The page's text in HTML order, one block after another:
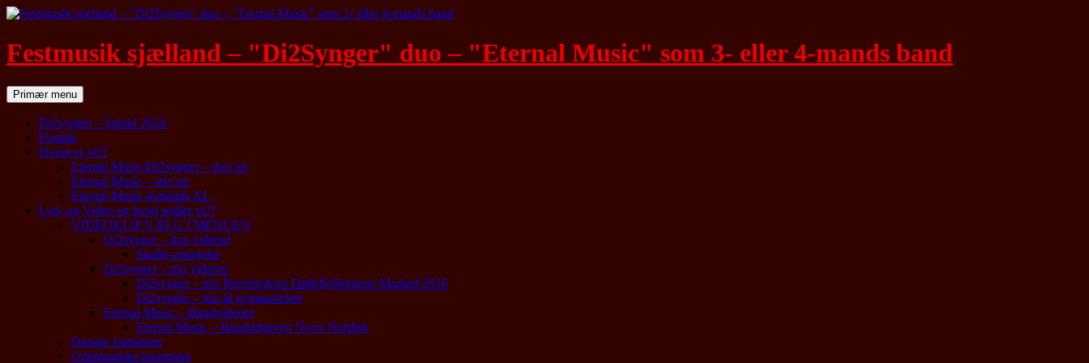
Festmusik sjælland – "Di2Synger" duo – "Eternal Music" som 3- eller 4-mands band
SøgPrimær menu Hop
til
indhold
Di2synger – juletid 2024
Forside
Hvem er vi??
Eternal Music/Di2synger – duo’en
Eternal Music – trio’en
Eternal Music 4-mands XL
Lyd- og Video og hvad spiller vi??
VIDEOKLIP VÆLG I MENUEN
Di2synger – duo videoer
Studie-optagelse
Di2synger – trio videoer
Di2synger – trio Herrefrokost Døllefjellemusse Marked 2016
Di2synger – trio til gymnasiefest
Eternal Music – Bandvideoer
Eternal Music – Bandudgaven Novo Nordisk
Danske kunstnere
Udenlandske kunstnere